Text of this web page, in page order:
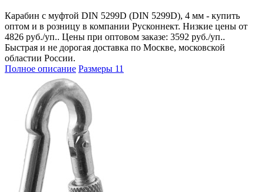
Карабин с муфтой DIN 5299D (DIN 5299D), 4 мм - купить
оптом и в розницу в компании Русконнект. Низкие цены от
4826 руб./уп.. Цены при оптовом заказе: 3592 руб./уп..
Быстрая и не дорогая доставка по Москве, московской
областии России.
Полное описание Размеры 11